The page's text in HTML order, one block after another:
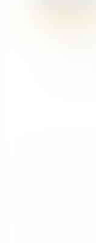
قطر
دورها
-حفظه الله
لمجلس التعاون
الثاني للتنمية
الموافق 4 نوفمبر2025م، في مركز قطر الوطني
وخبراء في